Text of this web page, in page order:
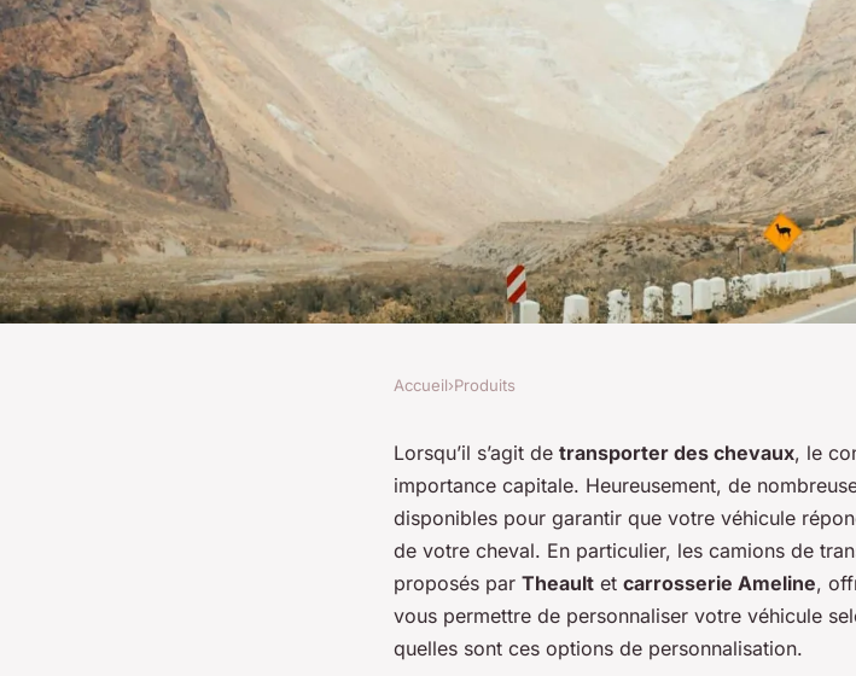
Quelles sont les options de
personnalisation pour les
transport de chevaux ?
3 min de lecture
Accueil›Produits
Lorsqu’il s’agit de transporter des chevaux, le
importance capitale. Heureusement, de
disponibles pour garantir que votre véhicule
de votre cheval. En particulier, les camions de
proposés par Theault et carrosserie Ameline,
vous permettre de personnaliser votre véhicule
quelles sont ces options de personnalisation.